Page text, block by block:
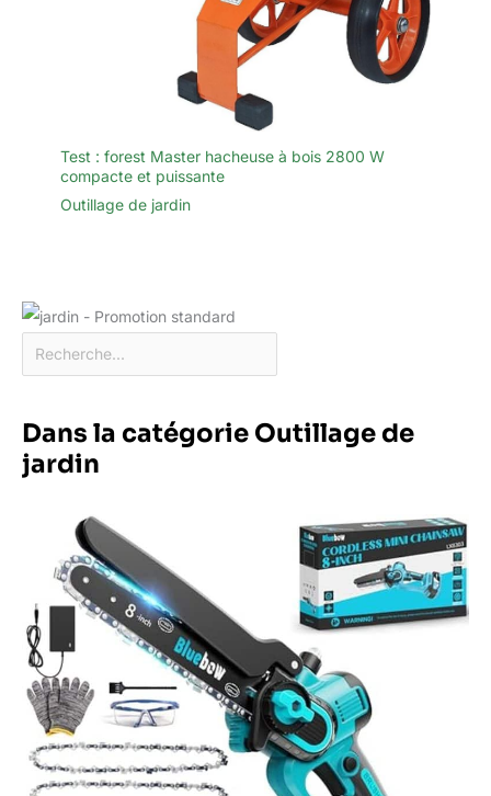
Test : forest Master hacheuse à bois 2800 W
compacte et puissante
Outillage de jardin
Dans la catégorie Outillage de
jardin